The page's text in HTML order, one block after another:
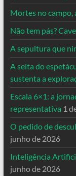
Mortes no campo,
Não tem pás?
A sepultura que
A seita do
sustenta a
Escala 6×1: a
representativa 1
O pedido de
junho de 2026
Inteligência
junho de 2026